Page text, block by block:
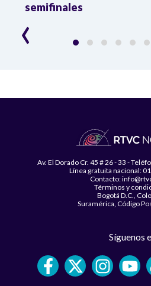
semifinales
‹
Av. El Dorado Cr. 45 # 26 - 33 -
Línea gratuita nacional:
Contacto:
Términos y
Bogotá D.C.,
Suramérica, Código
Síguenos